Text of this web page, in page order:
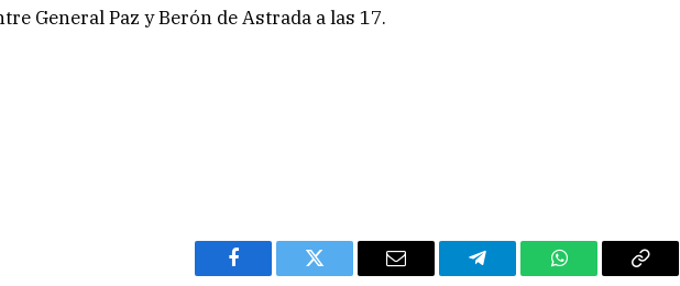
General Paz y Berón de Astrada a las 17.
Facebook Twitter Email Telegram WhatsAppCopy